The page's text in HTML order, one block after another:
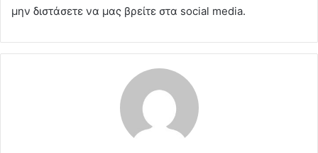
μην διστάσετε να μας βρείτε στα social media.